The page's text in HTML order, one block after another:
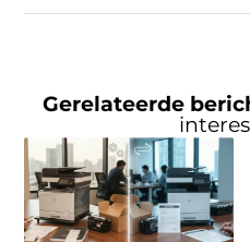
Gerelateerde